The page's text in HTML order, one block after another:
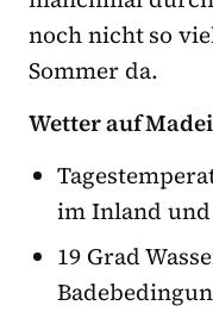
noch nicht so
Sommer da.
Wetter auf
im Inland
19 Grad